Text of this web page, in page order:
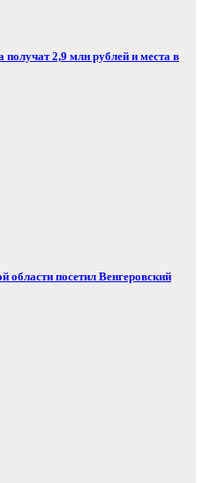
2,9 млн рублей и места в
области посетил Венгеровский